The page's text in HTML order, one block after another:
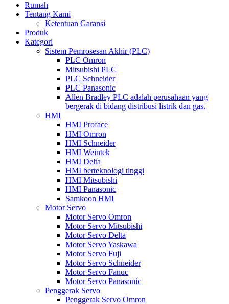
Rumah
Tentang Kami
Ketentuan Garansi
Produk
Kategori
Sistem Pemrosesan Akhir (PLC)
PLC Omron
Mitsubishi PLC
PLC Schneider
PLC Panasonic
Allen Bradley PLC adalah perusahaan yang
bergerak di bidang distribusi listrik dan gas.
HMI
HMI Proface
HMI Omron
HMI Schneider
HMI Weintek
HMI Delta
HMI berteknologi tinggi
HMI Mitsubishi
HMI Panasonic
Samkoon HMI
Motor Servo
Motor Servo Omron
Motor Servo Mitsubishi
Motor Servo Delta
Motor Servo Yaskawa
Motor Servo Fuji
Motor Servo Schneider
Motor Servo Fanuc
Motor Servo Panasonic
Penggerak Servo
Penggerak Servo Omron